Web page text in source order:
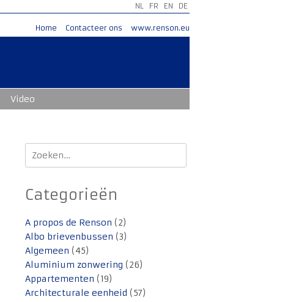
NL FR EN DE
Home Contacteer ons www.renson.eu
Video
Zoeken
naar:
Categorieën
A propos de Renson (2)
Albo brievenbussen (3)
Algemeen (45)
Aluminium zonwering (26)
Appartementen (19)
Architecturale eenheid (57)